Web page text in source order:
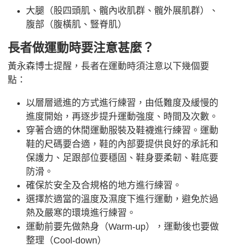
大腿（股四頭肌、髖內收肌群、髖外展肌群）、
腹部（腹橫肌、豎脊肌）
長者做運動時要注意甚麼？
黃永森博士提醒，長者在運動時須注意以下幾個要
點：
以層層遞進的方式進行練習，由低難度及緩慢的
進度開始，再逐步提升運動強度、時間及次數。
穿著合適的休閒運動服裝及鞋襪進行練習。運動
鞋的尺碼要合適，鞋的內部要提供良好的承託和
保護力、足跟部位要穩固、鞋身要柔韌、鞋底要
防滑。
確保於安全及合規格的地方進行練習。
選擇於適當的溫度及濕度下進行運動，避免於過
熱及嚴寒的環境進行練習。
運動前要先做熱身（Warm-up），運動後也要做
整理（Cool-down）